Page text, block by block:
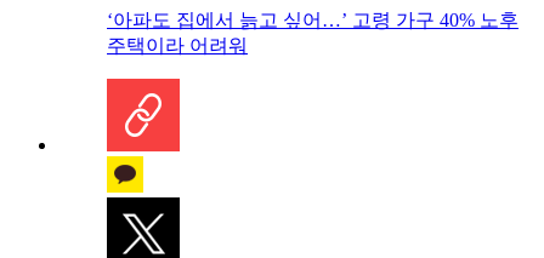
‘아파도 집에서 늙고 싶어…’ 고령 가구 40% 노후
주택이라 어려워